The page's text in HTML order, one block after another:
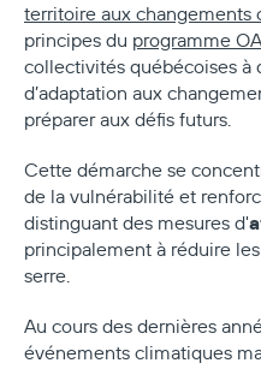
territoire aux changements
principes du programme
collectivités québécoises à
d’adaptation aux
préparer aux défis futurs.
Cette démarche se
de la vulnérabilité et
distinguant des mesures d'
principalement à réduire
serre.
Au cours des dernières
événements climatiques